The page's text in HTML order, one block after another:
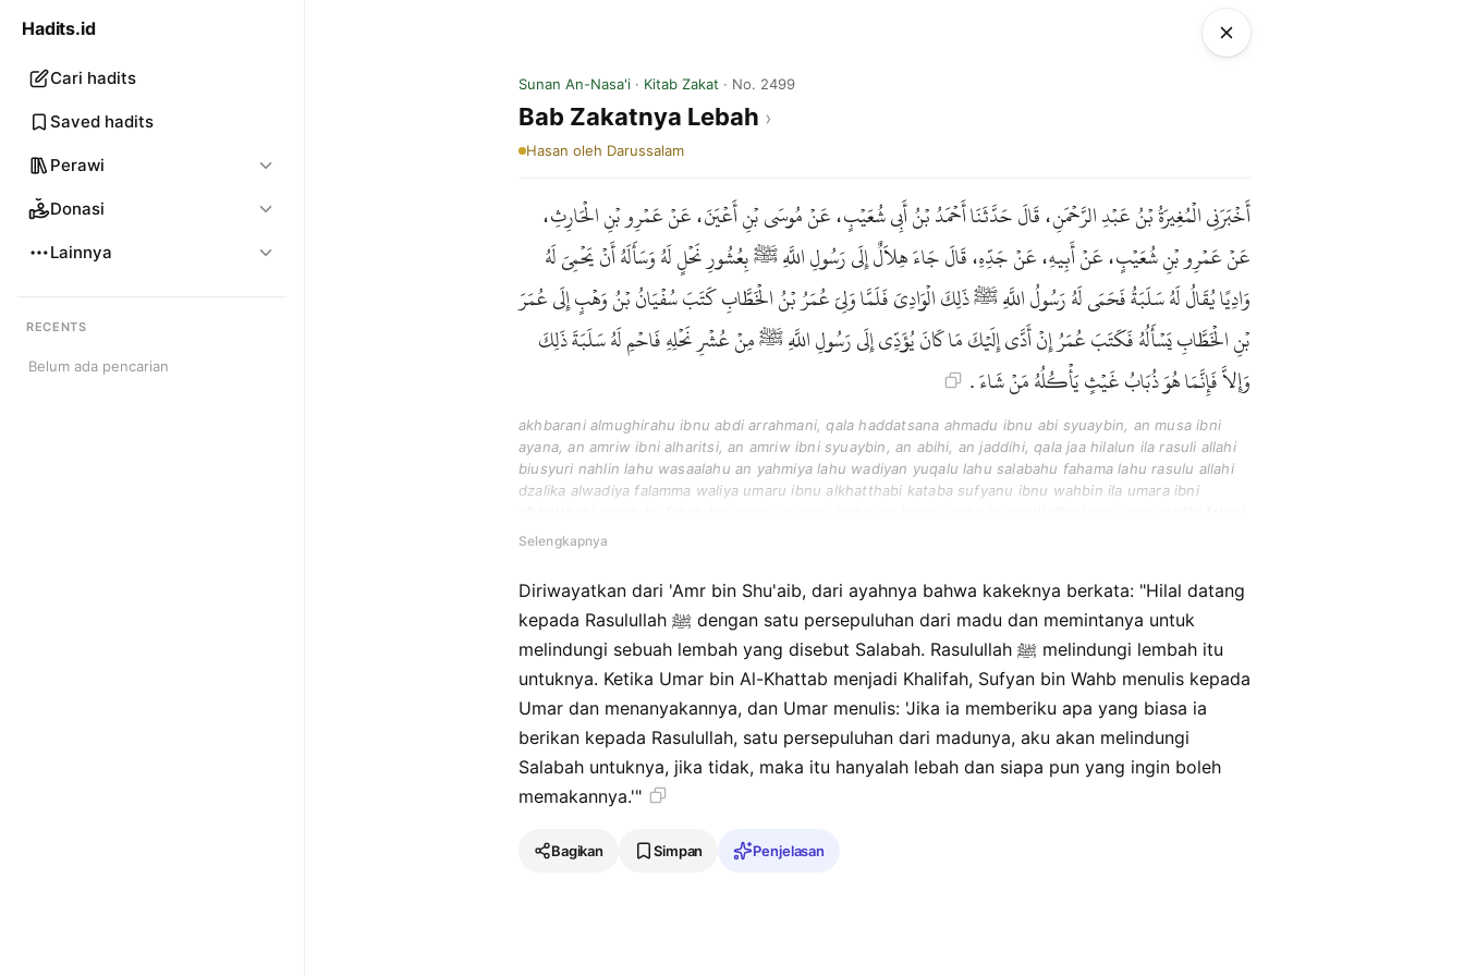
Hadits.id
Cari hadits
Saved hadits
Perawi
Donasi
Lainnya
RECENTS
Belum ada pencarian
Sunan An-Nasa'i · Kitab Zakat · No. 2499
Bab Zakatnya Lebah
Hasan oleh Darussalam
أَخْبَرَنِي الْمُغِيرَةُ بْنُ عَبْدِ الرَّحْمَنِ، قَالَ حَدَّثَنَا أَحْمَدُ بْنُ أَبِي شُعَيْبٍ، عَنْ مُوسَى بْنِ أَعْيَنَ، عَنْ عَمْرِو بْنِ الْحَارِثِ،
عَنْ عَمْرِو بْنِ شُعَيْبٍ، عَنْ أَبِيهِ، عَنْ جَدِّهِ، قَالَ جَاءَ هِلاَلٌ إِلَى رَسُولِ اللَّهِ ﷺ بِعُشُورِ نَحْلٍ لَهُ وَسَأَلَهُ أَنْ يَحْمِيَ لَهُ
وَادِيًا يُقَالُ لَهُ سَلَبَةُ فَحَمَى لَهُ رَسُولُ اللَّهِ ﷺ ذَلِكَ الْوَادِيَ فَلَمَّا وَلِيَ عُمَرُ بْنُ الْخَطَّابِ كَتَبَ سُفْيَانُ بْنُ وَهْبٍ إِلَى عُمَرَ
بْنِ الْخَطَّابِ يَسْأَلُهُ فَكَتَبَ عُمَرُ إِنْ أَدَّى إِلَيْكَ مَا كَانَ يُؤَدِّي إِلَى رَسُولِ اللَّهِ ﷺ مِنْ عُشْرِ نَحْلِهِ فَاحْمِ لَهُ سَلَبَةَ ذَلِكَ
وَإِلاَّ فَإِنَّمَا هُوَ ذُبَابُ غَيْثٍ يَأْكُلُهُ مَنْ شَاءَ .
akhbarani almughirahu ibnu abdi arrahmani, qala haddatsana ahmadu ibnu abi syuaybin, an musa ibni
ayana, an amriw ibni alharitsi, an amriw ibni syuaybin, an abihi, an jaddihi, qala jaa hilalun ila rasuli allahi
biusyuri nahlin lahu wasaalahu an yahmiya lahu wadiyan yuqalu lahu salabahu fahama lahu rasulu allahi
dzalika alwadiya falamma waliya umaru ibnu alkhatthabi kataba sufyanu ibnu wahbin ila umara ibni
lahu salabaha dzalika waila fainnama huwa dzubabu ghaytsin yakuluhu man syaa.
Selengkapnya
Diriwayatkan dari 'Amr bin Shu'aib, dari ayahnya bahwa kakeknya berkata: "Hilal datang
kepada Rasulullah ﷺ dengan satu persepuluhan dari madu dan memintanya untuk
melindungi sebuah lembah yang disebut Salabah. Rasulullah ﷺ melindungi lembah itu
untuknya. Ketika Umar bin Al-Khattab menjadi Khalifah, Sufyan bin Wahb menulis kepada
Umar dan menanyakannya, dan Umar menulis: 'Jika ia memberiku apa yang biasa ia
berikan kepada Rasulullah, satu persepuluhan dari madunya, aku akan melindungi
Salabah untuknya, jika tidak, maka itu hanyalah lebah dan siapa pun yang ingin boleh
memakannya.'"
Bagikan Simpan Penjelasan